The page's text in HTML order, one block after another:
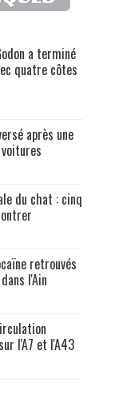
a terminé
quatre côtes
après une
du chat : cinq
retrouvés
l'Ain
l'A7 et l'A43